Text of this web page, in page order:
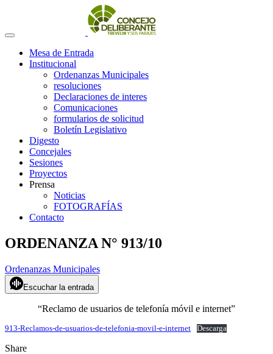
Mesa de Entrada
Institucional
Ordenanzas Municipales
resoluciones
Declaraciones de interes
Comunicaciones
formularios de solicitud
Boletín Legislativo
Digesto
Concejales
Sesiones
Proyectos
Prensa
Noticias
FOTOGRAFÍAS
Contacto
ORDENANZA N° 913/10
Ordenanzas Municipales
Escuchar la entrada
“Reclamo de usuarios de telefonía móvil e internet”
913-Reclamos-de-usuarios-de-telefonia-movil-e-internet Descarga
Share